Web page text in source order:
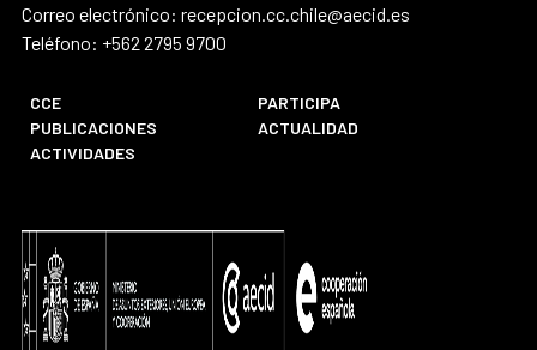
Correo electrónico: recepcion.cc.chile@aecid.es
Teléfono: +562 2795 9700
CCE
PARTICIPA
PUBLICACIONES
ACTUALIDAD
ACTIVIDADES